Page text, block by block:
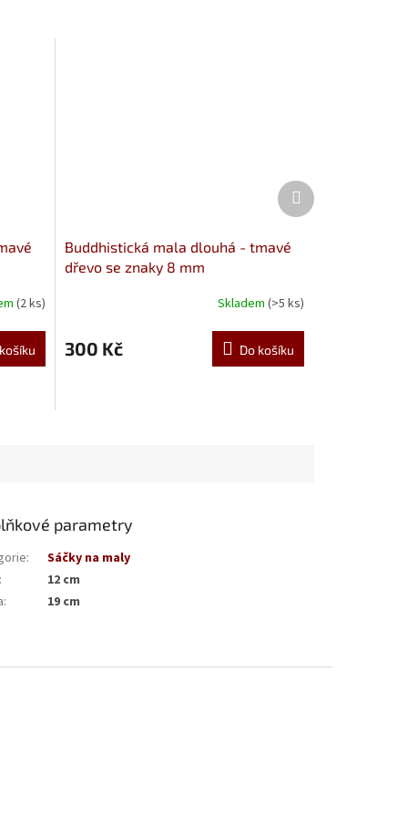
(2 ks)
Buddhistická mala dlouhá - tmavé
dřevo se znaky 8 mm
Skladem (>5 ks)
300 Kč Do košíku
Další
produkt
parametry
:
Sáčky na maly
:
12 cm
: 19 cm